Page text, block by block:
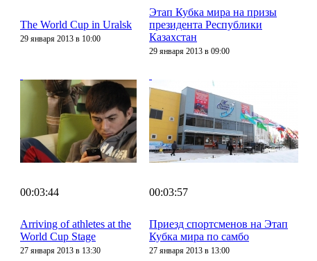
The World Cup in Uralsk
29 января 2013 в 10:00
Этап Кубка мира на призы
президента Республики
Казахстан
29 января 2013 в 09:00
00:03:44
Arriving of athletes at the
World Cup Stage
27 января 2013 в 13:30
00:03:57
Приезд спортсменов на Этап
Кубка мира по самбо
27 января 2013 в 13:00